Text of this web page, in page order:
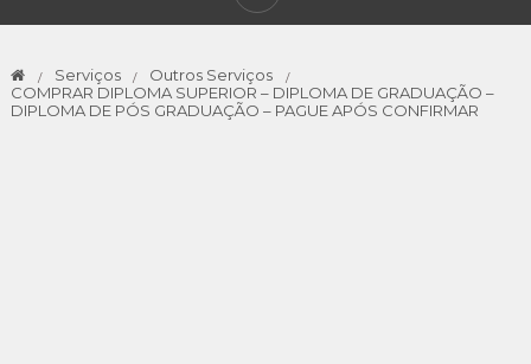
Serviços
Outros Serviços
COMPRAR DIPLOMA SUPERIOR – DIPLOMA DE GRADUAÇÃO –
DIPLOMA DE PÓS GRADUAÇÃO – PAGUE APÓS CONFIRMAR